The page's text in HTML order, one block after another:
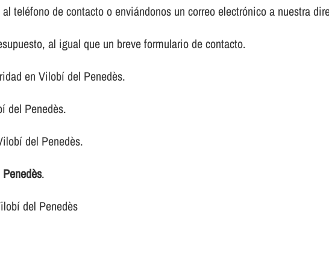
teléfono de contacto o enviándonos un correo electrónico a nuestra
al igual que un breve formulario de contacto.
en Vilobí del Penedès.
del Penedès.
del Penedès.
.
del Penedès